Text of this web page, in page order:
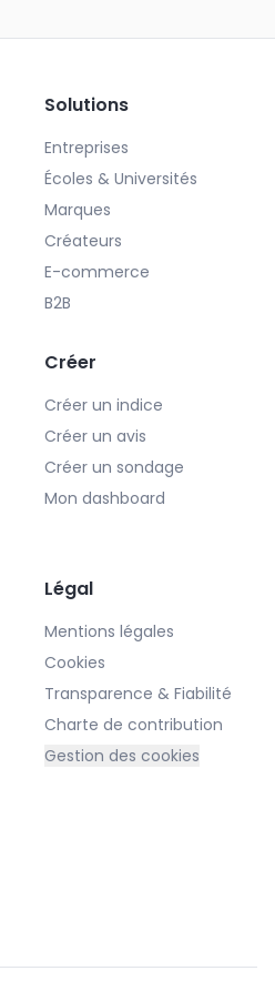
Solutions
Entreprises
Écoles & Universités
Marques
Créateurs
E-commerce
B2B
Créer
Créer un indice
Créer un avis
Créer un sondage
Mon dashboard
Légal
Mentions légales
Cookies
Transparence & Fiabilité
Charte de contribution
Gestion des cookies